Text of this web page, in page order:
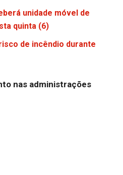
unidade móvel de
quinta (6)
de incêndio durante
nas administrações